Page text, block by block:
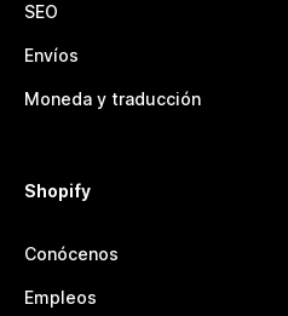
SEO
Envíos
Moneda y traducción
Shopify
Conócenos
Empleos